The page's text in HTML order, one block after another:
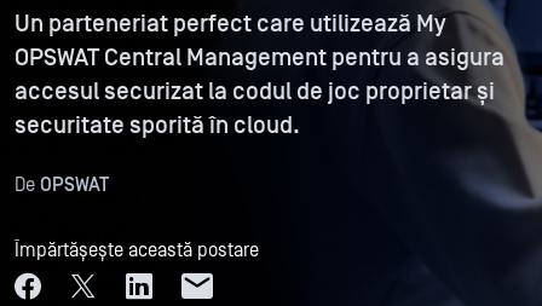
Un parteneriat perfect care utilizează My
OPSWAT Central Management pentru a asigura
accesul securizat la codul de joc proprietar și
securitate sporită în cloud.
De OPSWAT
Împărtășește această postare